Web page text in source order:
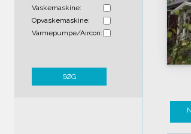
Vaskemaskine:
Opvaskemaskine:
Varmepumpe/Aircon:
SØG